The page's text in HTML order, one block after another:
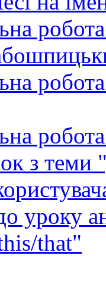
з теми
уроку
that"